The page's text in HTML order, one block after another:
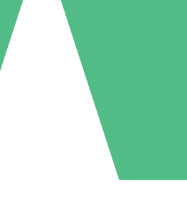
5 Téléchargements
US$